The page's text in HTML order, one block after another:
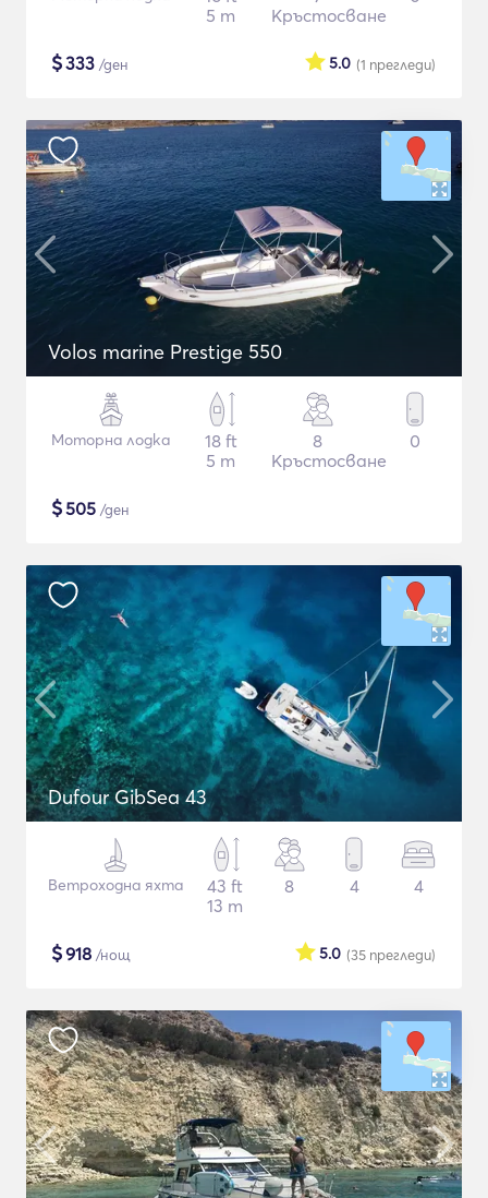
5 m
Кръстосване
$333 /ден (1 прегледи)
5.0
Volos marine Prestige 550
Моторна лодка
18 ft
5 m
8
Кръстосване
0
$505 /ден
Dufour GibSea 43
Ветроходна яхта
43 ft
13 m
8 4 4
$918 /нощ (35 прегледи)
5.0